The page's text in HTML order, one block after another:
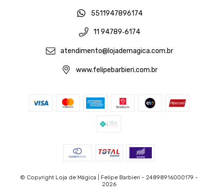
5511947896174
11 94789‑6174‬
atendimento@lojademagica.com.br
www.felipebarbieri.com.br
© Copyright Loja de Mágica | Felipe Barbieri - 24898916000179 -
2026